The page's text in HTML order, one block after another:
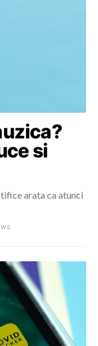
si
arata ca atunci